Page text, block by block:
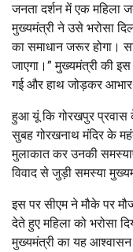
जनता दर्शन में एक महिला
मुख्यमंत्री ने उसे भरोसा
का समाधान जरूर होगा।
जाएगा।” मुख्यमंत्री की इस
गई और हाथ जोड़कर आभार
हुआ यूं कि गोरखपुर प्रवास
सुबह गोरखनाथ मंदिर के
मुलाकात कर उनकी
विवाद से जुड़ी समस्या
इस पर सीएम ने मौके पर
देते हुए महिला को भरोसा
मुख्यमंत्री का यह